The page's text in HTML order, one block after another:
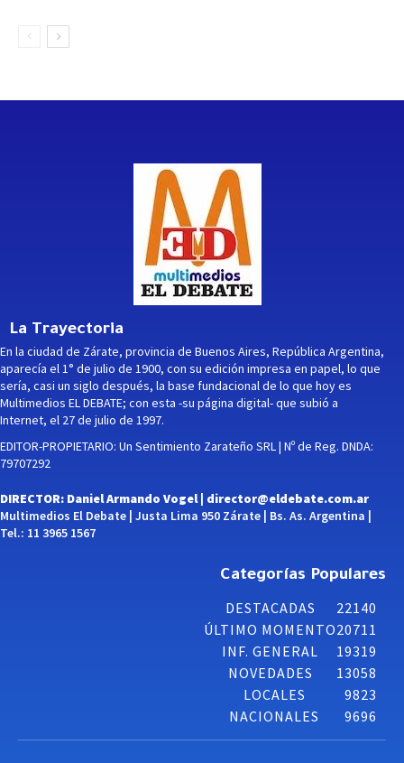
La Trayectoria
En la ciudad de Zárate, provincia de Buenos Aires, República Argentina,
aparecía el 1° de julio de 1900, con su edición impresa en papel, lo que
sería, casi un siglo después, la base fundacional de lo que hoy es
Multimedios EL DEBATE; con esta -su página digital- que subió a
Internet, el 27 de julio de 1997.
EDITOR-PROPIETARIO: Un Sentimiento Zarateño SRL | Nº de Reg. DNDA:
79707292
DIRECTOR: Daniel Armando Vogel | director@eldebate.com.ar
Multimedios El Debate | Justa Lima 950 Zárate | Bs. As. Argentina |
Tel.: 11 3965 1567
Categorías Populares
DESTACADAS
22140
ÚLTIMO MOMENTO20711
INF. GENERAL
19319
NOVEDADES
13058
LOCALES
9823
NACIONALES
9696